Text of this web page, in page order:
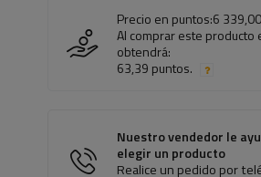
Precio en puntos:6
Al comprar este producto
obtendrá:
63,39 puntos.
Nuestro vendedor le
elegir un producto
Realice un pedido por